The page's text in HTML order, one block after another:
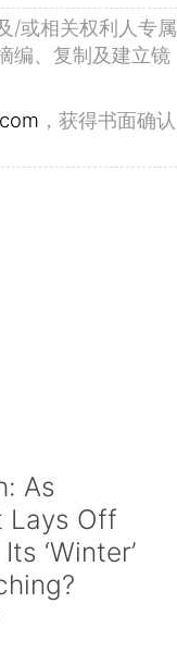
/或相关权利人专属
编、复制及建立镜
，获得书面确认
As
Lays Off
‘Winter’